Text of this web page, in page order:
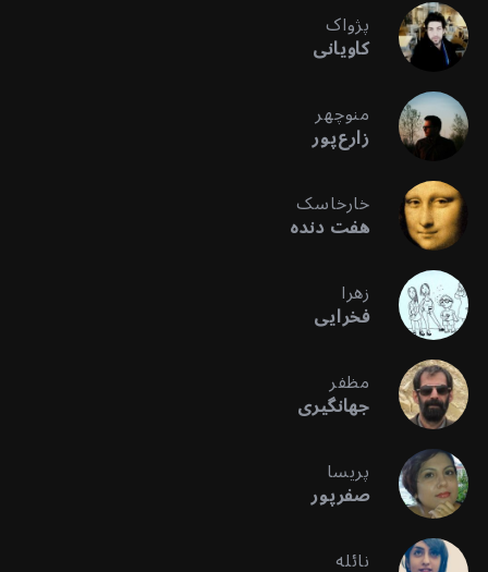
پژواک
کاویانی
منوچهر
زارع‌پور
خارخاسک
هفت دنده
زهرا
فخرایی
مظفر
جهانگیری
پریسا
صفرپور
نائله